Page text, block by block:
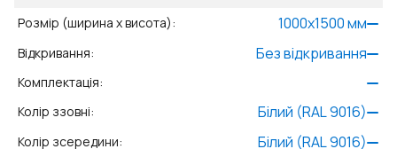
Розмір (ширина x висота): 1000x1500мм
Відкривання: Без відкривання
Комплектація:
Колір ззовні: Білий (RAL 9016)
Колір зсередини: Білий (RAL 9016)